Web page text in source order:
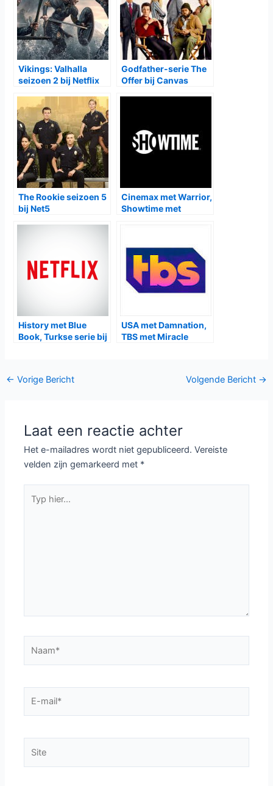
Vikings: Valhalla
seizoen 2 bij Netflix
Godfather-serie The
Offer bij Canvas
The Rookie seizoen 5
bij Net5
Cinemax met Warrior,
Showtime met
History met Blue
Book, Turkse serie bij
USA met Damnation,
TBS met Miracle
Bericht
← Vorige Bericht Volgende Bericht →
Laat een reactie achter
Het e-mailadres wordt niet gepubliceerd. Vereiste
velden zijn gemarkeerd met *
hier...